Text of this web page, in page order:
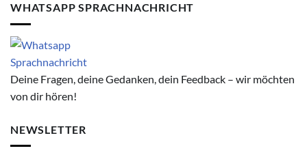
WHATSAPP SPRACHNACHRICHT
Deine Fragen, deine Gedanken, dein Feedback – wir möchten
von dir hören!
NEWSLETTER